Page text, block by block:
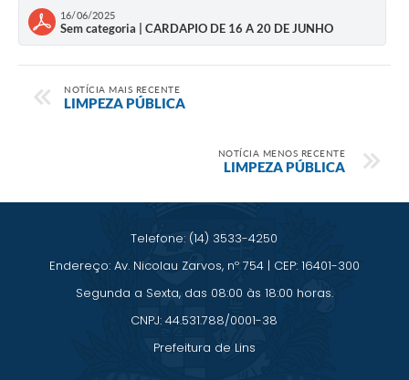
A Prefeitura
Plano de Contingência 2024-2025 Lins/SP
Tributos
16/06/2025
Sem categoria | CARDAPIO DE 16 A 20 DE JUNHO
NOTÍCIA MAIS RECENTE
LIMPEZA PÚBLICA
NOTÍCIA MENOS RECENTE
LIMPEZA PÚBLICA
Telefone: (14) 3533-4250
Endereço: Av. Nicolau Zarvos, nº 754 | CEP: 16401-300
Segunda a Sexta, das 08:00 às 18:00 horas.
CNPJ: 44.531.788/0001-38
Prefeitura de Lins